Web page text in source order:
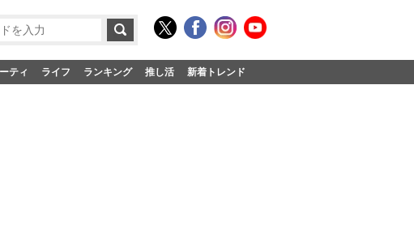
ティ ライフ ランキング 推し活 新着トレンド